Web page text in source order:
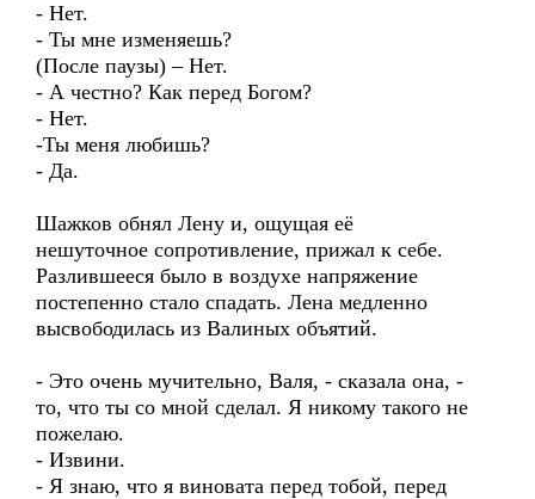
- Нет.
- Ты мне изменяешь?
(После паузы) – Нет.
- А честно? Как перед Богом?
- Нет.
-Ты меня любишь?
- Да.
Шажков обнял Лену и, ощущая её
нешуточное сопротивление, прижал к себе.
Разлившееся было в воздухе напряжение
постепенно стало спадать. Лена медленно
высвободилась из Валиных объятий.
- Это очень мучительно, Валя, - сказала она, -
то, что ты со мной сделал. Я никому такого не
пожелаю.
- Извини.
- Я знаю, что я виновата перед тобой, перед